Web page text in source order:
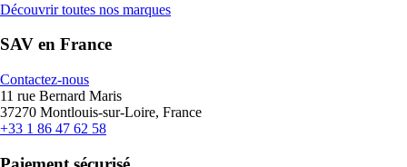
Découvrir toutes nos marques
SAV en France
Contactez-nous
11 rue Bernard Maris
37270 Montlouis-sur-Loire, France
+33 1 86 47 62 58